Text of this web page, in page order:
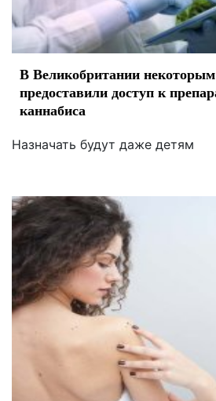
В Великобритании
предоставили доступ к
каннабиса
Назначать будут даже детям